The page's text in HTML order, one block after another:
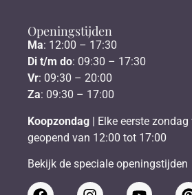
Openingstijden
Ma: 12:00 – 17:30
Di t/m do: 09:30 – 17:30
Vr: 09:30 – 20:00
Za: 09:30 – 17:00
Koopzondag | Elke eerste
geopend van 12:00 tot 17:00
Bekijk de speciale openingstijden